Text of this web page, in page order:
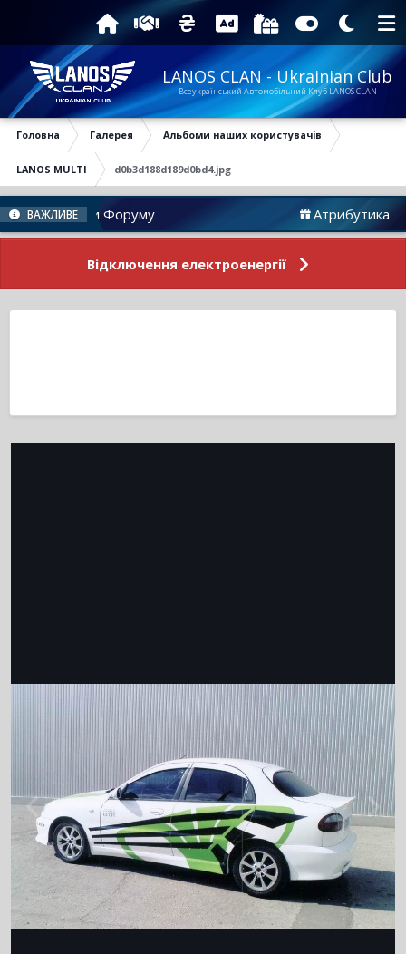
LANOS CLAN - Ukrainian Club
Всеукраїнський Автомобільний Клуб LANOS CLAN
Головна Галерея Альбоми наших користувачів
LANOS MULTI d0b3d188d189d0bd4.jpg
ВАЖЛИВЕ
Новини Форуму Атрибутика
Відключення електроенергії